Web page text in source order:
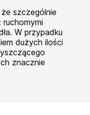
szczególnie
W przypadku
dużych ilości
znacznie